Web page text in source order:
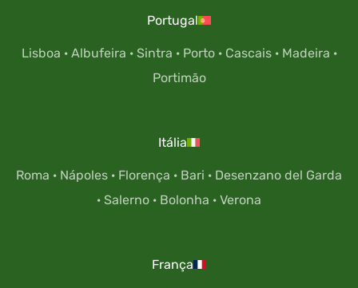
Portugal
Lisboa · Albufeira · Sintra · Porto· Cascais· Madeira ·
Portimão
Itália
Roma · Nápoles · Florença · Bari · Desenzano del Garda
· Salerno · Bolonha · Verona
França